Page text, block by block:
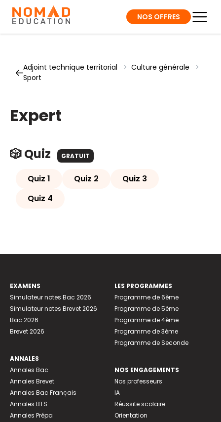
NOS OFFRES
Adjoint technique territorial > Culture générale
>
Sport
Expert
🎲 Quiz GRATUIT
Quiz 1 Quiz 2
Quiz 3
Quiz 4
EXAMENS
Simulateur notes Bac 2026
Simulateur notes Brevet 2026
Bac 2026
Brevet 2026
ANNALES
Annales Bac
Annales Brevet
Annales Bac Français
Annales BTS
Annales Prépa
LES PROGRAMMES
Programme de 6ème
Programme de 5ème
Programme de 4ème
Programme de 3ème
Programme de Seconde
NOS ENGAGEMENTS
Nos professeurs
IA
Réussite scolaire
Orientation